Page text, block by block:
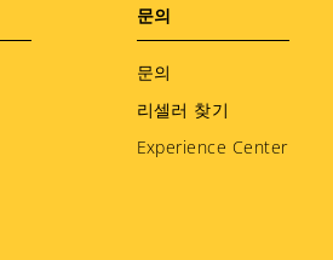
문의
문의
리셀러 찾기
Experience Center